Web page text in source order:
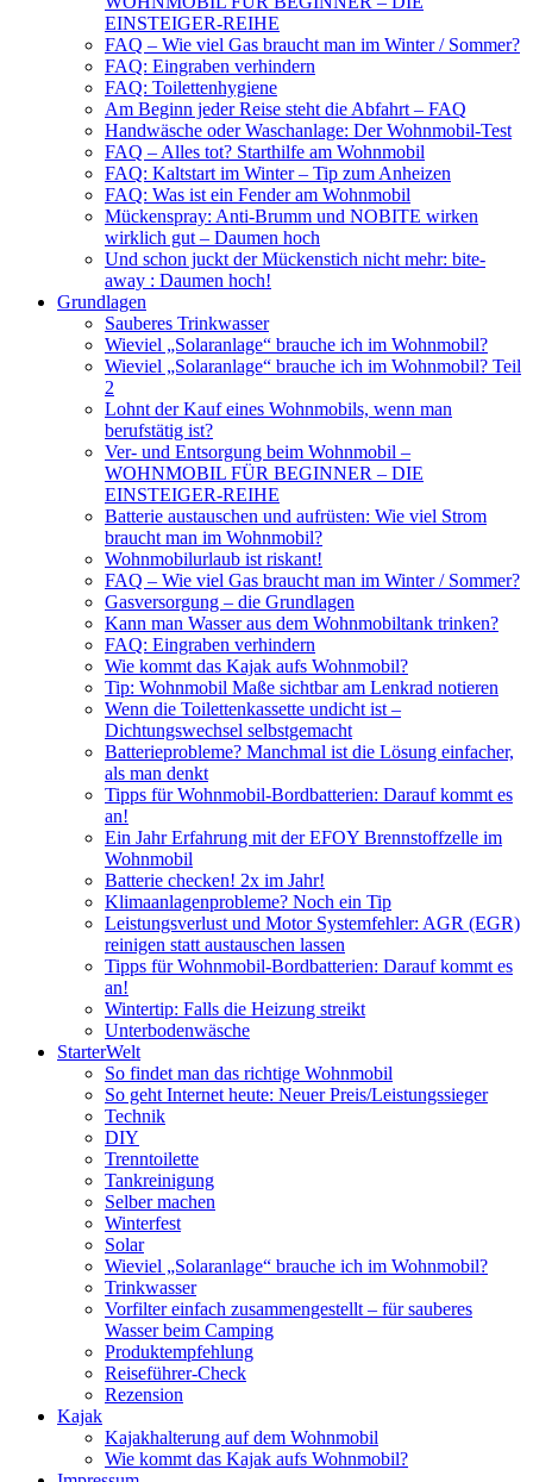
EINSTEIGER-REIHE
FAQ – Wie viel Gas braucht man im Winter / Sommer?
FAQ: Eingraben verhindern
FAQ: Toilettenhygiene
Am Beginn jeder Reise steht die Abfahrt – FAQ
Handwäsche oder Waschanlage: Der Wohnmobil-Test
FAQ – Alles tot? Starthilfe am Wohnmobil
FAQ: Kaltstart im Winter – Tip zum Anheizen
FAQ: Was ist ein Fender am Wohnmobil
Mückenspray: Anti-Brumm und NOBITE wirken
wirklich gut – Daumen hoch
Und schon juckt der Mückenstich nicht mehr: bite-
away : Daumen hoch!
Grundlagen
Sauberes Trinkwasser
Wieviel „Solaranlage“ brauche ich im Wohnmobil?
Wieviel „Solaranlage“ brauche ich im Wohnmobil? Teil
2
Lohnt der Kauf eines Wohnmobils, wenn man
berufstätig ist?
Ver- und Entsorgung beim Wohnmobil –
WOHNMOBIL FÜR BEGINNER – DIE
EINSTEIGER-REIHE
Batterie austauschen und aufrüsten: Wie viel Strom
braucht man im Wohnmobil?
Wohnmobilurlaub ist riskant!
FAQ – Wie viel Gas braucht man im Winter / Sommer?
Gasversorgung – die Grundlagen
Kann man Wasser aus dem Wohnmobiltank trinken?
FAQ: Eingraben verhindern
Wie kommt das Kajak aufs Wohnmobil?
Tip: Wohnmobil Maße sichtbar am Lenkrad notieren
Wenn die Toilettenkassette undicht ist –
Dichtungswechsel selbstgemacht
Batterieprobleme? Manchmal ist die Lösung einfacher,
als man denkt
Tipps für Wohnmobil-Bordbatterien: Darauf kommt es
an!
Ein Jahr Erfahrung mit der EFOY Brennstoffzelle im
Wohnmobil
Batterie checken! 2x im Jahr!
Klimaanlagenprobleme? Noch ein Tip
Leistungsverlust und Motor Systemfehler: AGR (EGR)
reinigen statt austauschen lassen
Tipps für Wohnmobil-Bordbatterien: Darauf kommt es
an!
Wintertip: Falls die Heizung streikt
Unterbodenwäsche
StarterWelt
So findet man das richtige Wohnmobil
So geht Internet heute: Neuer Preis/Leistungssieger
Technik
DIY
Trenntoilette
Tankreinigung
Selber machen
Winterfest
Solar
Wieviel „Solaranlage“ brauche ich im Wohnmobil?
Trinkwasser
Vorfilter einfach zusammengestellt – für sauberes
Wasser beim Camping
Produktempfehlung
Reiseführer-Check
Rezension
Kajak
Kajakhalterung auf dem Wohnmobil
Wie kommt das Kajak aufs Wohnmobil?